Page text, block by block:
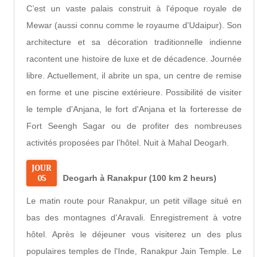
C’est un vaste palais construit à l'époque royale de
Mewar (aussi connu comme le royaume d'Udaipur). Son
architecture et sa décoration traditionnelle indienne
racontent une histoire de luxe et de décadence. Journée
libre. Actuellement, il abrite un spa, un centre de remise
en forme et une piscine extérieure. Possibilité de visiter
le temple d'Anjana, le fort d'Anjana et la forteresse de
Fort Seengh Sagar ou de profiter des nombreuses
activités proposées par l’hôtel. Nuit à Mahal Deogarh.
JOUR
05
Deogarh à Ranakpur (100 km 2 heurs)
Le matin route pour Ranakpur, un petit village situé en
bas des montagnes d'Aravali. Enregistrement à votre
hôtel. Après le déjeuner vous visiterez un des plus
populaires temples de l'Inde, Ranakpur Jain Temple. Le